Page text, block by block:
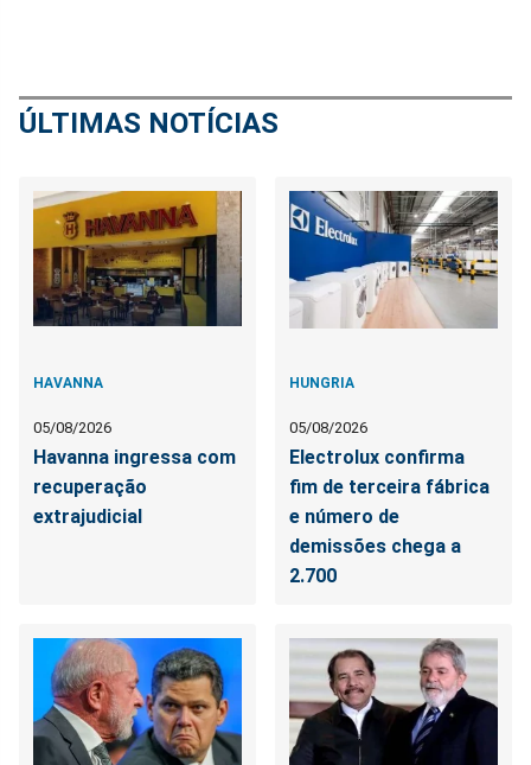
ÚLTIMAS NOTÍCIAS
HAVANNA
05/08/2026
Havanna ingressa com
recuperação
extrajudicial
HUNGRIA
05/08/2026
Electrolux confirma
fim de terceira fábrica
e número de
demissões chega a
2.700